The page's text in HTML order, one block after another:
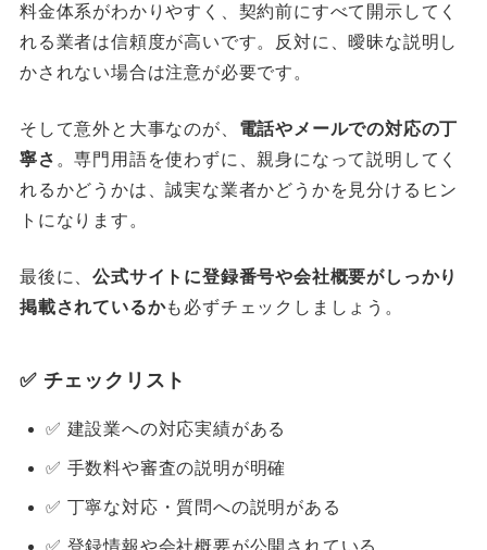
料金体系がわかりやすく、契約前にすべて開示してく
れる業者は信頼度が高いです。反対に、曖昧な説明し
かされない場合は注意が必要です。
そして意外と大事なのが、 電話やメールでの対応の丁
寧さ 。専門用語を使わずに、親身になって説明してく
れるかどうかは、誠実な業者かどうかを見分けるヒン
トになります。
最後に、公式サイトに登録番号や会社概要がしっかり
掲載されているかも必ずチェックしましょう。
✅ チェックリスト
✅ 建設業への対応実績がある
✅ 手数料や審査の説明が明確
✅ 丁寧な対応・質問への説明がある
✅ 登録情報や会社概要が公開されている